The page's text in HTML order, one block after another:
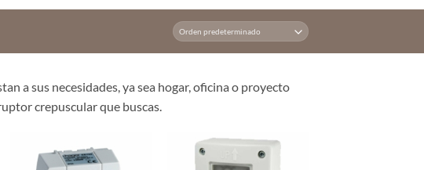
a sus necesidades, ya sea hogar, oficina o proyecto
crepuscular que buscas.